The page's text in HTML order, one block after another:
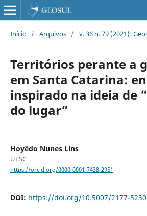
Início / Arquivos / v. 36 n. 79 (2021):
Territórios perante a
em Santa Catarina:
inspirado na ideia de
do lugar”
Hoyêdo Nunes Lins
UFSC
https://orcid.org/0000-0001-7438-2951
DOI: https://doi.org/10.5007/2177-